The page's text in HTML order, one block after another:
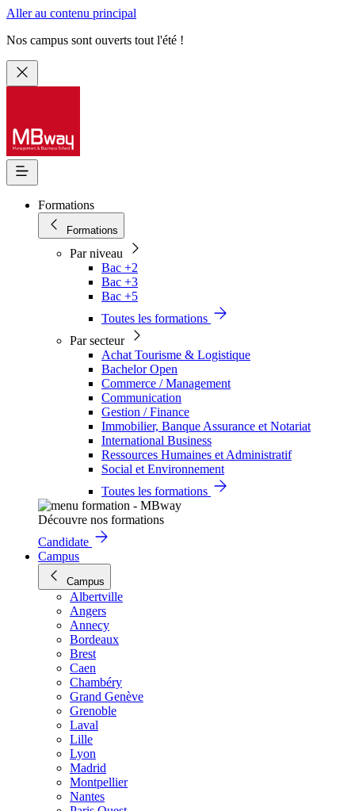
Aller au contenu principal
Nos campus sont ouverts tout l'été !
Formations
Formations
Par niveau
Bac +2
Bac +3
Bac +5
Toutes les formations
Par secteur
Achat Tourisme & Logistique
Bachelor Open
Commerce / Management
Communication
Gestion / Finance
Immobilier, Banque Assurance et Notariat
International Business
Ressources Humaines et Administratif
Social et Environnement
Toutes les formations
Découvre nos formations
Candidate
Campus
Campus
Albertville
Angers
Annecy
Bordeaux
Brest
Caen
Chambéry
Grand Genève
Grenoble
Laval
Lille
Lyon
Madrid
Montpellier
Nantes